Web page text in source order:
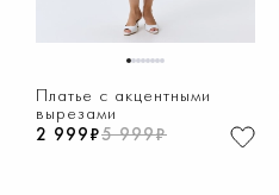
12345678
Платье с акцентными
вырезами
2 999₽5 999₽